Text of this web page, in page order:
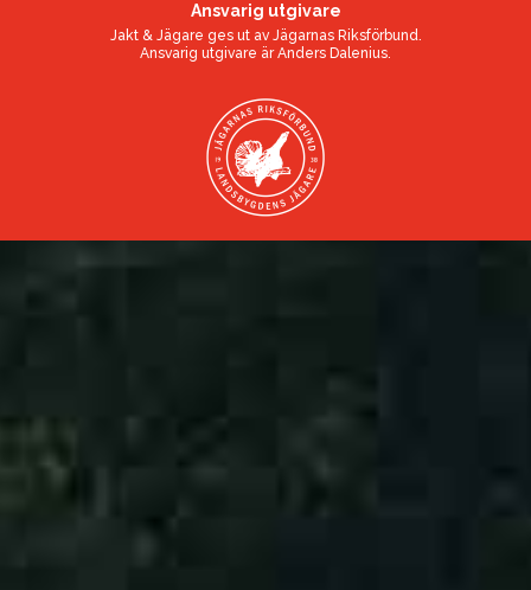
Ansvarig utgivare
Jakt & Jägare ges ut av Jägarnas Riksförbund.
Ansvarig utgivare ärAnders Dalenius.